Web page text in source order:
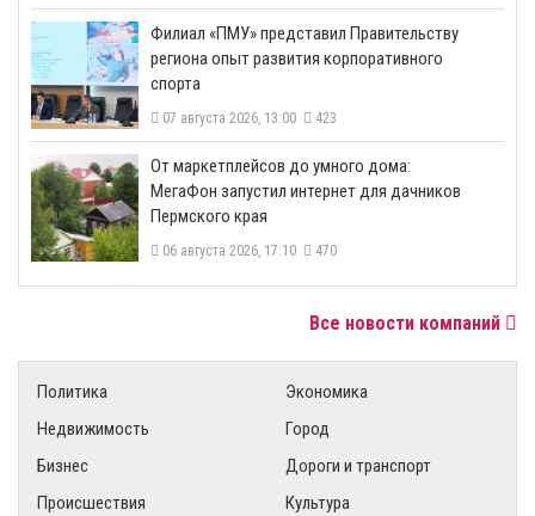
​Филиал «ПМУ» представил Правительству
региона опыт развития корпоративного
спорта
07 августа 2026, 13:00 423
От маркетплейсов до умного дома:
МегаФон запустил интернет для дачников
Пермского края
06 августа 2026, 17:10 470
Все новости компаний
Политика
Экономика
Недвижимость
Город
Бизнес
Дороги и транспорт
Происшествия
Культура